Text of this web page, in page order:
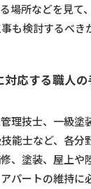
場所などを見て
も検討するべき
応する職人
理技士、一級塗
能士など、各分
、塗装、屋上や
パートの維持に